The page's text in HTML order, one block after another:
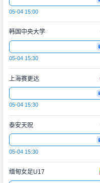
05-04 15:00
韩国中央大学
05-04 15:30
上海赛更达
05-04 15:30
泰安天贶
05-04 15:30
缅甸女足U17